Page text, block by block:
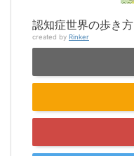
認知症世界の歩き方
created by Rinker